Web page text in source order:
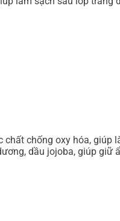
chống oxy hóa,
dầu jojoba, giúp giữ